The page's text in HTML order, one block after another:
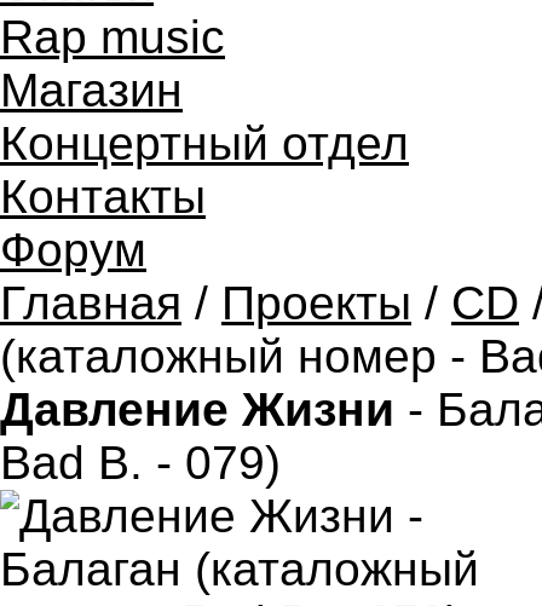
Rap music
Магазин
Концертный отдел
Контакты
Форум
Главная / Проекты / CD
(каталожный номер -
Давление Жизни -
Bad B. - 079)